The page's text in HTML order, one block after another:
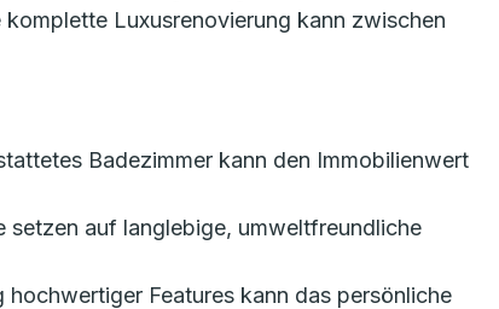
Luxusrenovierung kann zwischen
Badezimmer kann den Immobilienwert
setzen auf langlebige, umweltfreundliche
hochwertiger Features kann das persönliche